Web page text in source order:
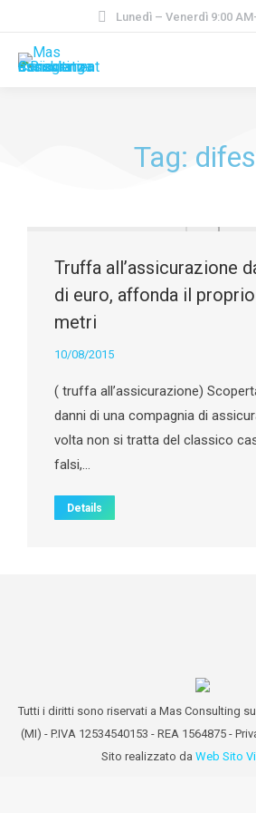
Lunedì – Venerdì 9:00
Tag:
Truffa all’assicurazione
di euro, affonda il
metri
10/08/2015
( truffa all’assicurazione)
danni di una compagnia di
volta non si tratta del classico
falsi,…
Details
Tutti i diritti sono riservati a Mas Consulting
(MI) - P.IVA 12534540153 - REA 1564875 -
Sito realizzato da Web Sito